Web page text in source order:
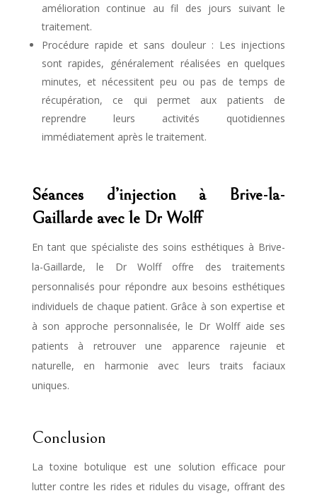
amélioration continue au fil des jours suivant le
traitement.
Procédure rapide et sans douleur : Les injections
sont rapides, généralement réalisées en quelques
minutes, et nécessitent peu ou pas de temps de
récupération, ce qui permet aux patients de
reprendre leurs activités quotidiennes
immédiatement après le traitement.
Séances d’injection à Brive-la-
Gaillarde avec le Dr Wolff
En tant que spécialiste des soins esthétiques à Brive-
la-Gaillarde, le Dr Wolff offre des traitements
personnalisés pour répondre aux besoins esthétiques
individuels de chaque patient. Grâce à son expertise et
à son approche personnalisée, le Dr Wolff aide ses
patients à retrouver une apparence rajeunie et
naturelle, en harmonie avec leurs traits faciaux
uniques.
Conclusion
La toxine botulique est une solution efficace pour
lutter contre les rides et ridules du visage, offrant des